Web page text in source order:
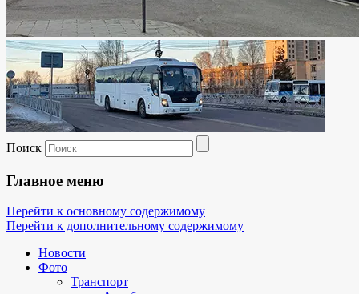
Поиск
Главное меню
Перейти к основному содержимому
Перейти к дополнительному содержимому
Новости
Фото
Транспорт